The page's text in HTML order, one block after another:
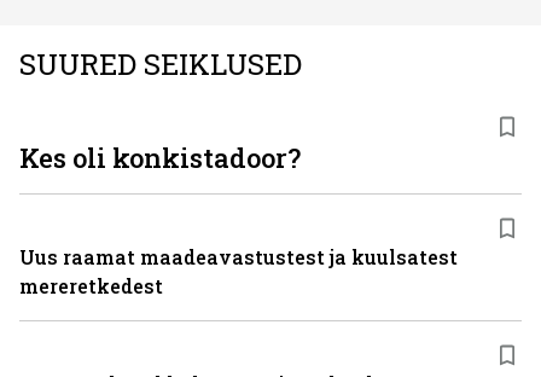
SUURED SEIKLUSED
Kes oli konkistadoor?
Uus raamat maadeavastustest ja kuulsatest
mereretkedest